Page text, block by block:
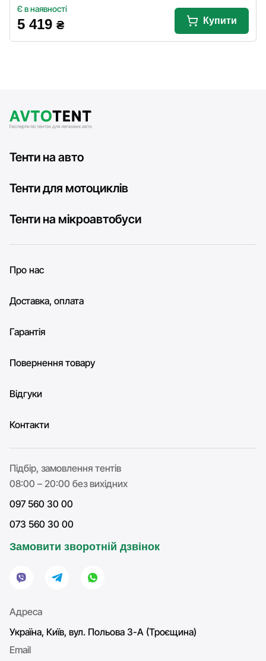
Є в наявності
5 419 ₴ Купити
Тенти на авто
Тенти для мотоциклів
Тенти на мікроавтобуси
Про нас
Доставка, оплата
Гарантія
Повернення товару
Відгуки
Контакти
Підбір, замовлення тентів
08:00 – 20:00 без вихідних
097 560 30 00
073 560 30 00
Замовити зворотній дзвінок
Адреса
Україна, Київ, вул. Польова 3-А (Троєщина)
Email